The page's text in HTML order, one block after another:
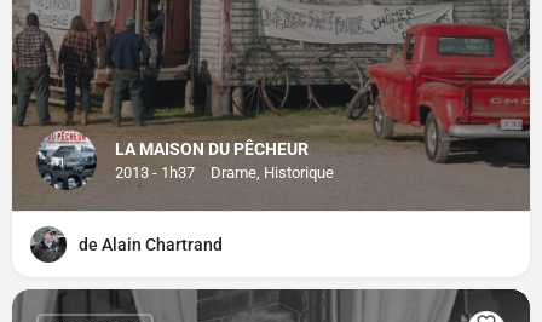
LA MAISON DU PÊCHEUR
2013 - 1h37 Drame, Historique
de Alain Chartrand